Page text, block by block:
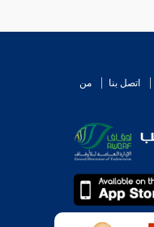
اتصل بنا
من